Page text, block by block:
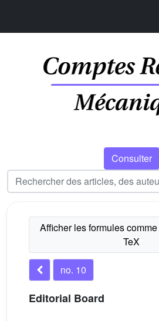
Consulter
no. 10
Editorial Board